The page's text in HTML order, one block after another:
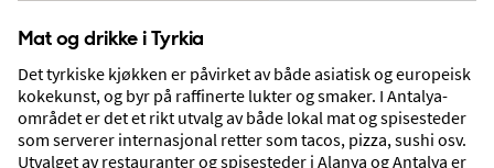
INGEN UVENTEDE DRIVSTOFFTILLEGG
Ingen ekstra avgifter påløper i etterkant. Reisene våre går som planlagt.
Mat og drikke i Tyrkia
Det tyrkiske kjøkken er påvirket av både asiatisk og europeisk
kokekunst, og byr på raffinerte lukter og smaker. I Antalya-
området er det et rikt utvalg av både lokal mat og spisesteder
som serverer internasjonal retter som tacos, pizza, sushi osv.
Utvalget av restauranter og spisesteder i Alanya og Antalya er